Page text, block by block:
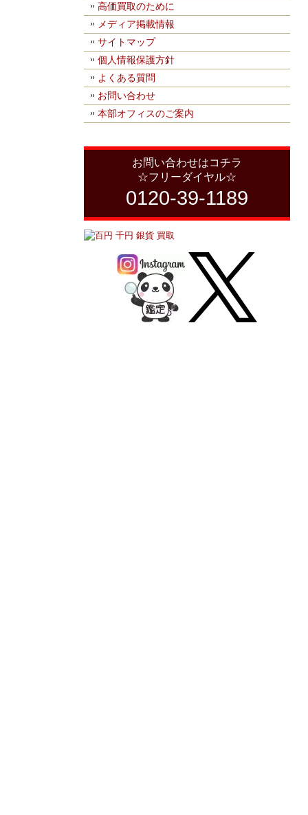
高価買取のために
メディア掲載情報
サイトマップ
個人情報保護方針
よくある質問
お問い合わせ
本部オフィスのご案内
お問い合わせはコチラ
☆フリーダイヤル☆
0120-39-1189